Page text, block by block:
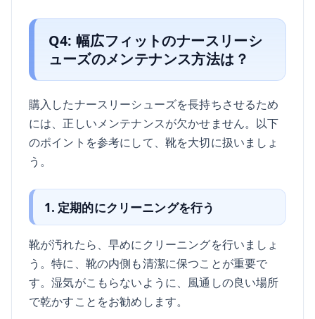
Q4: 幅広フィットのナースリーシ
ューズのメンテナンス方法は？
購入したナースリーシューズを長持ちさせるため
には、正しいメンテナンスが欠かせません。以下
のポイントを参考にして、靴を大切に扱いましょ
う。
1. 定期的にクリーニングを行う
靴が汚れたら、早めにクリーニングを行いましょ
う。特に、靴の内側も清潔に保つことが重要で
す。湿気がこもらないように、風通しの良い場所
で乾かすことをお勧めします。